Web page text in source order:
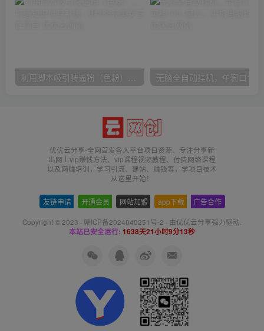
优优云分享-全网首发各大平台项目资源、专注分享新
出网上vip赚钱方法、vip课程视频教程、付费网络课程
以及网赚培训，学习引流、建站、赚钱等，学项目技术
从这里开始！
友链申请 开通会员 网站加盟 app下载 广告合作
Copyright © 2023 · 赣ICP备2024040251号-2 · 由优优云分享强力驱动.
本站已安全运行: 1638天21小时9分14秒